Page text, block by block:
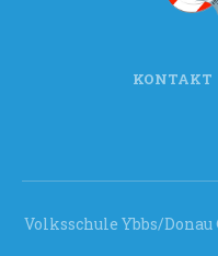
KONTAKT
Volksschule Ybbs/